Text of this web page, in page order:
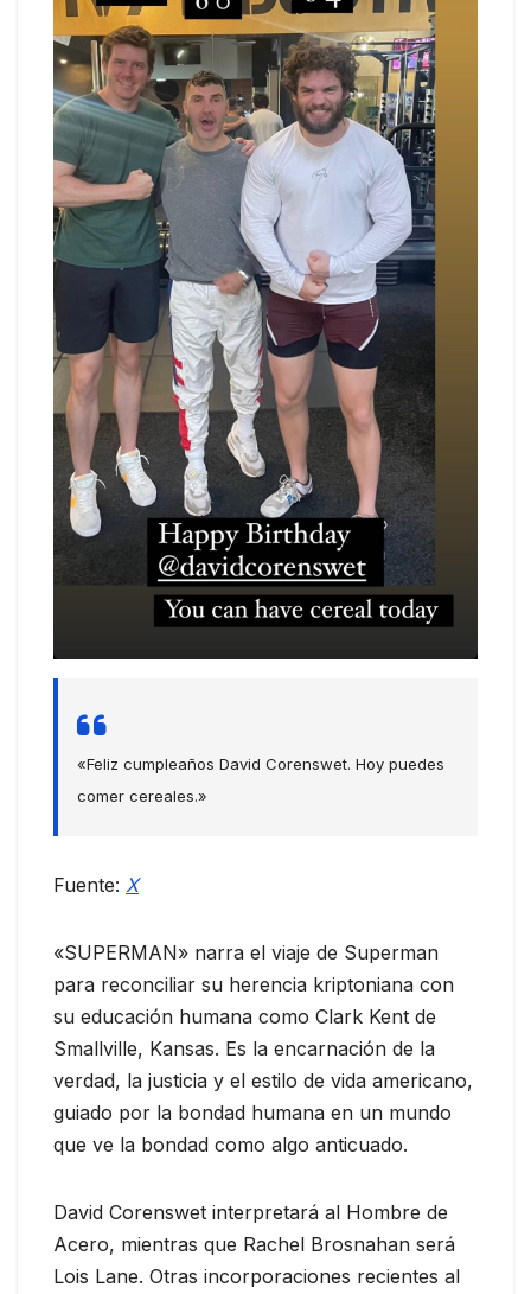
«Feliz cumpleaños David Corenswet. Hoy puedes
comer cereales.»
Fuente: X
«SUPERMAN» narra el viaje de Superman
para reconciliar su herencia kriptoniana con
su educación humana como Clark Kent de
Smallville, Kansas. Es la encarnación de la
verdad, la justicia y el estilo de vida americano,
guiado por la bondad humana en un mundo
que ve la bondad como algo anticuado.
David Corenswet interpretará al Hombre de
Acero, mientras que Rachel Brosnahan será
Lois Lane. Otras incorporaciones recientes al